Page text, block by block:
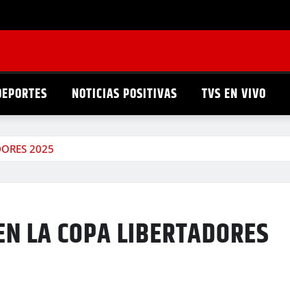
NOTICIAS POSITIVAS TVS EN VIVO
2025
LA COPA LIBERTADORES